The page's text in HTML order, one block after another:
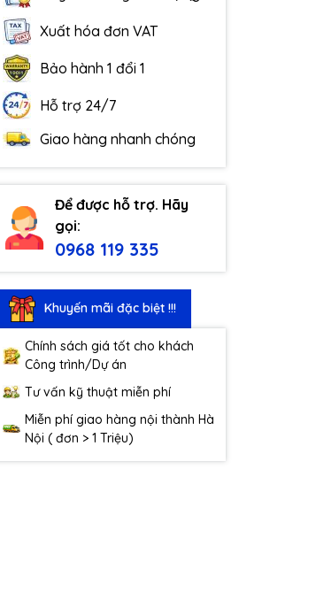
Xuất hóa đơn VAT
Bảo hành 1 đổi 1
Hỗ trợ 24/7
Giao hàng nhanh chóng
Để được hỗ trợ. Hãy
gọi:
0968 119 335
Khuyến mãi đặc biệt !!!
Chính sách giá tốt cho khách
Công trình/Dự án
Tư vấn kỹ thuật miễn phí
Miễn phí giao hàng nội thành Hà
Nội ( đơn > 1 Triệu)